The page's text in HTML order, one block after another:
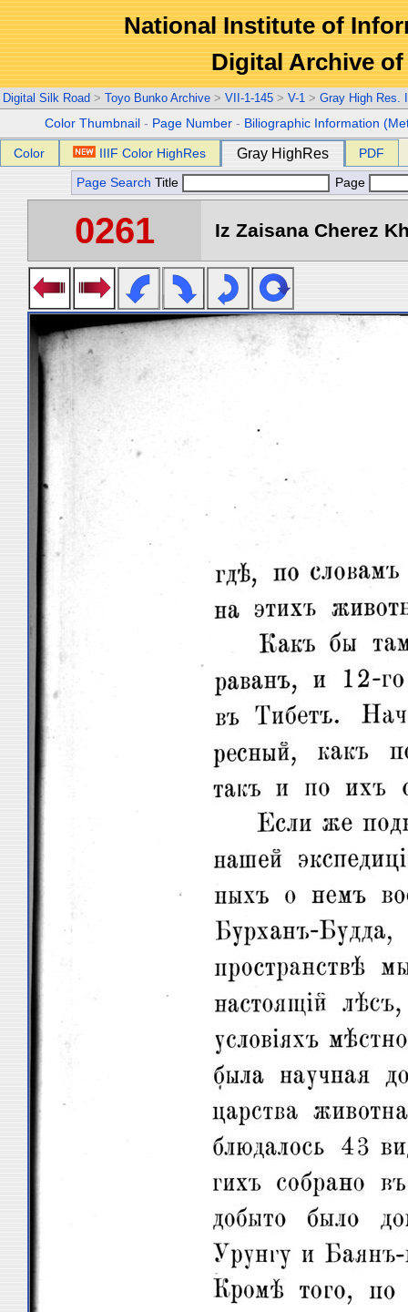
National Institute of
Digital Archive
Digital Silk Road > Toyo Bunko Archive > VII-1-145 > V-1 > Gray High Res.
Color Thumbnail - Page Number - Biliographic Information
Color IIIF Color HighRes Gray HighRes PDF
Page Search Title Page
0261 Iz Zaisana Cherez